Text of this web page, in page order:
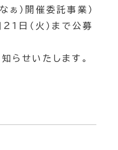
）開催委託事業）
１日（火）まで公募
らせいたします。